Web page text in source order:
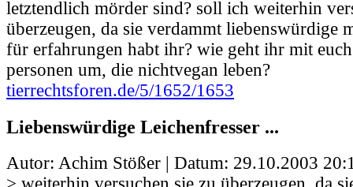
letztendlich mörder sind? soll ich weiterhin
überzeugen, da sie verdammt liebenswürdige
für erfahrungen habt ihr? wie geht ihr mit euch
personen um, die nichtvegan leben?
tierrechtsforen.de/5/1652/1653
Liebenswürdige Leichenfresser ...
Autor: Achim Stößer | Datum: 29.10.2003